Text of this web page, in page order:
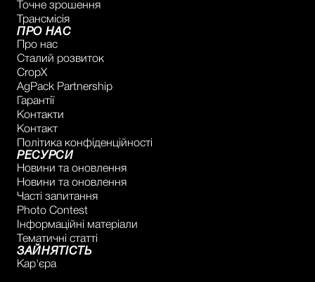
Точне зрошення
Трансмісія
ПРО НАС
Про нас
Сталий розвиток
CropX
AgPack Partnership
Гарантії
Контакти
Контакт
Політика конфіденційності
РЕСУРСИ
Новини та оновлення
Новини та оновлення
Часті запитання
Photo Contest
Інформаційні матеріали
Тематичні статті
ЗАЙНЯТІСТЬ
Кар'єра